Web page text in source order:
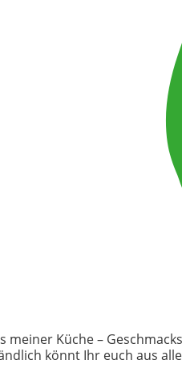
Küche –
könnt Ihr euch aus